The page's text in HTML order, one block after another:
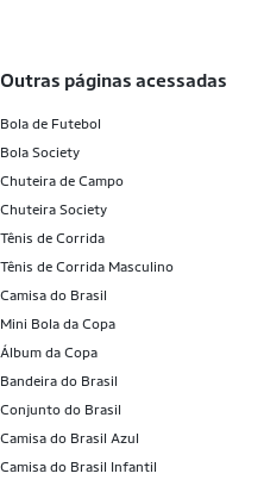
outras páginas acessadas
Bola de Futebol
Bola Society
Chuteira de Campo
Chuteira Society
Tênis de Corrida
Tênis de Corrida Masculino
Camisa do Brasil
Mini Bola da Copa
Álbum da Copa
Bandeira do Brasil
Conjunto do Brasil
Camisa do Brasil Azul
Camisa do Brasil Infantil